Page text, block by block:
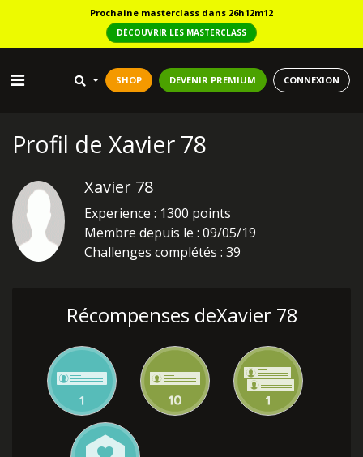
Prochaine masterclass dans 26h12m11
DÉCOUVRIR LES MASTERCLASS
SHOP DEVENIR PREMIUM CONNEXION
Profil de Xavier 78
Xavier 78
Experience : 1300 points
Membre depuis le : 09/05/19
Challenges complétés : 39
Récompenses deXavier 78